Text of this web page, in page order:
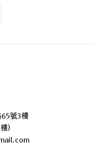
號3樓
)